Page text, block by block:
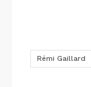
Rémi Gaillard